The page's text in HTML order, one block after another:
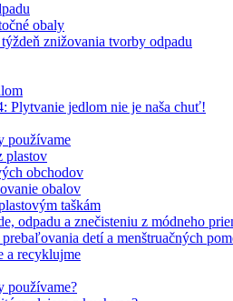
obaly
znižovania tvorby odpadu
Plytvanie jedlom nie je naša chuť!
používame
plastov
obchodov
obalov
taškám
odpadu a znečisteniu z módneho
detí a menštruačných
a recyklujme
používame?